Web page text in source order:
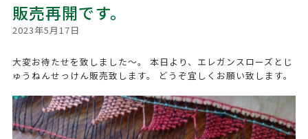
販売再開です。
2023年5月17日
大変お待たせを致しました〜。 本日より、エレガンスローズとじ
ゅうねんせっけん販売致します。 どうぞ宜しくお願い致します。